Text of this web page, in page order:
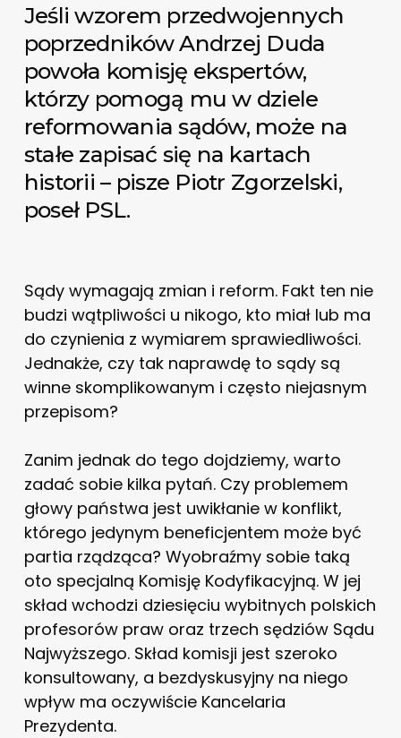
Jeśli wzorem przedwojennych
poprzedników Andrzej Duda
powoła komisję ekspertów,
którzy pomogą mu w dziele
reformowania sądów, może na
stałe zapisać się na kartach
historii – pisze Piotr Zgorzelski,
poseł PSL.
Sądy wymagają zmian i reform. Fakt ten nie
budzi wątpliwości u nikogo, kto miał lub ma
do czynienia z wymiarem sprawiedliwości.
Jednakże, czy tak naprawdę to sądy są
winne skomplikowanym i często niejasnym
przepisom?
Zanim jednak do tego dojdziemy, warto
zadać sobie kilka pytań. Czy problemem
głowy państwa jest uwikłanie w konflikt,
którego jedynym beneficjentem może być
partia rządząca? Wyobraźmy sobie taką
oto specjalną Komisję Kodyfikacyjną. W jej
skład wchodzi dziesięciu wybitnych polskich
profesorów praw oraz trzech sędziów Sądu
Najwyższego. Skład komisji jest szeroko
konsultowany, a bezdyskusyjny na niego
wpływ ma oczywiście Kancelaria
Prezydenta.